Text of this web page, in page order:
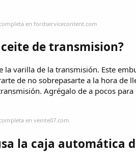
en fordservicecontent.com
de transmision?
la varilla de la transmisión. Este
de no sobrepasarte a la hora de
Agrégalo de a pocos
en veinte07.com
la caja automática